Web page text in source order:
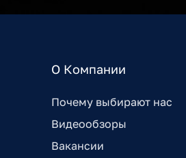
О Компании
Почему выбирают нас
Видеообзоры
Вакансии